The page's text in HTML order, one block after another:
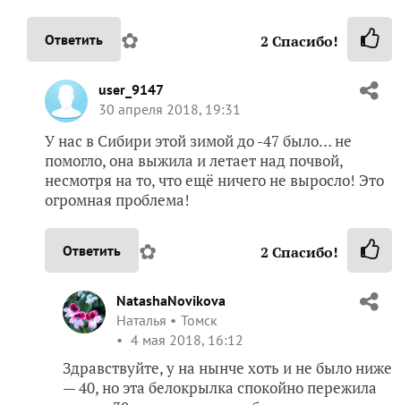
Ответить ✿ 2 Спасибо!
user_9147
30 апреля 2018, 19:31
У нас в Сибири этой зимой до -47 было… не
помогло, она выжила и летает над почвой,
несмотря на то, что ещё ничего не выросло! Это
огромная проблема!
Ответить ✿ 2 Спасибо!
NatashaNovikova
Наталья
Томск
4 мая 2018, 16:12
Здравствуйте, у на нынче хоть и не было ниже
— 40, но эта белокрылка спокойно пережила